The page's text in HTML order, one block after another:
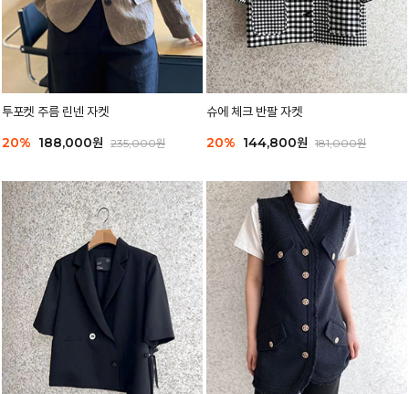
투포켓 주름 린넨 자켓
20% 188,000원 235,000원
슈에 체크 반팔 자켓
20% 144,800원 181,000원